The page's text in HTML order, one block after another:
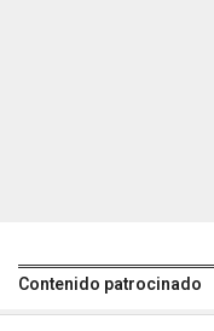
Contenido patrocinado